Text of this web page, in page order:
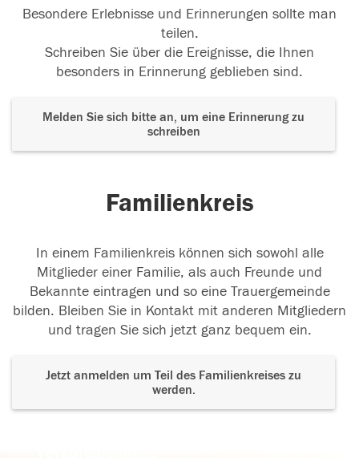
Besondere Erlebnisse und Erinnerungen sollte man
teilen.
Schreiben Sie über die Ereignisse, die Ihnen
besonders in Erinnerung geblieben sind.
Melden Sie sich bitte an, um eine Erinnerung zu
schreiben
Familienkreis
In einem Familienkreis können sich sowohl alle
Mitglieder einer Familie, als auch Freunde und
Bekannte eintragen und so eine Trauergemeinde
bilden. Bleiben Sie in Kontakt mit anderen Mitgliedern
und tragen Sie sich jetzt ganz bequem ein.
Jetzt anmelden um Teil des Familienkreises zu
werden.